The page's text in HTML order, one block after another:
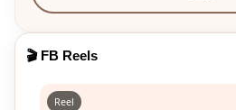
🎬 FB Reels
Reel